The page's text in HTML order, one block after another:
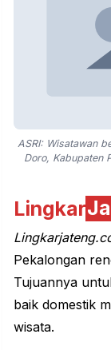
ASRI: Wisatawan
Doro, Kabupaten
Lingkar
Pekalongan
Tujuannya
baik domestik
wisata.